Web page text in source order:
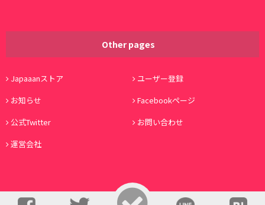
Other pages
Japaaanストア
ユーザー登録
お知らせ
Facebookページ
公式Twitter
お問い合わせ
運営会社